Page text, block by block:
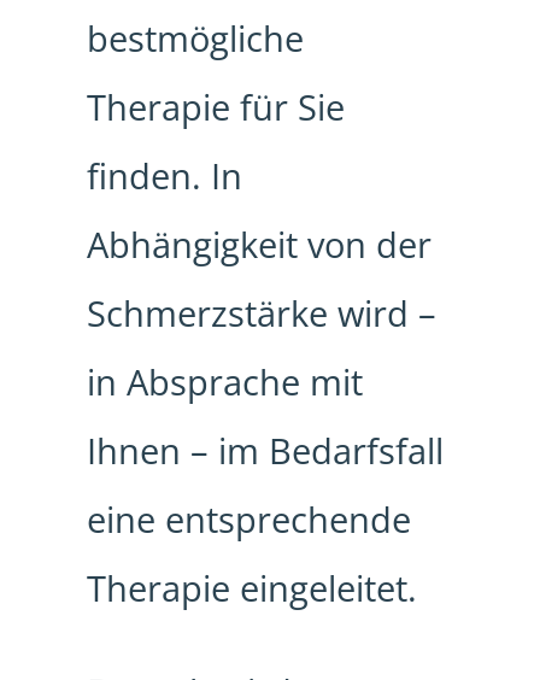
bestmögliche
Therapie für Sie
finden. In
Abhängigkeit von der
Schmerzstärke wird –
in Absprache mit
Ihnen – im Bedarfsfall
eine entsprechende
Therapie eingeleitet.